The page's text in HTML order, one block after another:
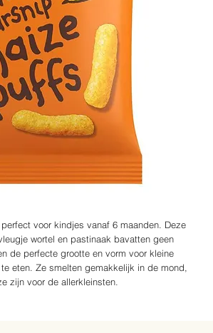
voor kindjes vanaf 6 maanden. Deze
wortel en pastinaak bavatten geen
de perfecte grootte en vorm voor kleine
eten. Ze smelten gemakkelijk in de mond,
zijn voor de allerkleinsten.